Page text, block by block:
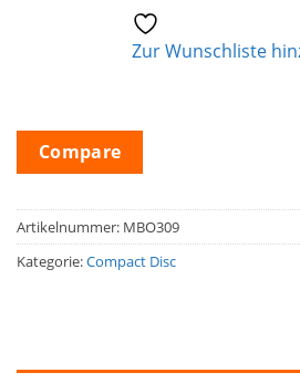
Zur Wunschliste
Compare
Artikelnummer: MBO309
Kategorie:Compact Disc